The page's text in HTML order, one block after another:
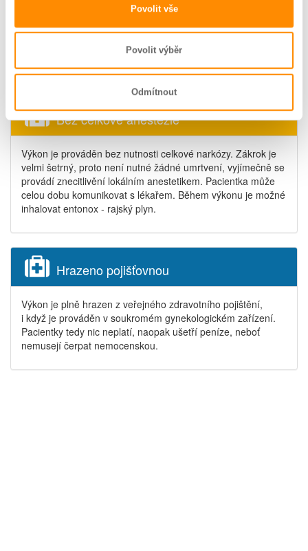
Povolit vše
Povolit výběr
Odmítnout
pacientka odejít.
Není nutné ani klasické předoperační vyšetření.
Bez celkové anestezie
Výkon je prováděn bez nutnosti celkové narkózy. Zákrok je
velmi šetrný, proto není nutné žádné umrtvení, vyjímečně se
provádí znecitlivění lokálním anestetikem. Pacientka může
celou dobu komunikovat s lékařem. Během výkonu je možné
inhalovat entonox - rajský plyn.
Hrazeno pojišťovnou
Výkon je plně hrazen z veřejného zdravotního pojištění,
i když je prováděn v soukromém gynekologickém zařízení.
Pacientky tedy nic neplatí, naopak ušetří peníze, neboť
nemusejí čerpat nemocenskou.